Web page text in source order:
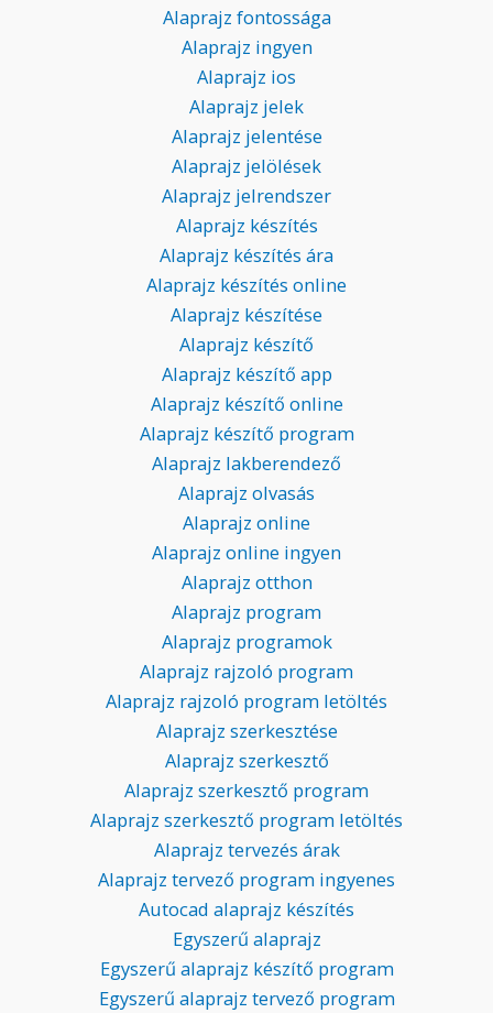
Alaprajz fontossága
Alaprajz ingyen
Alaprajz ios
Alaprajz jelek
Alaprajz jelentése
Alaprajz jelölések
Alaprajz jelrendszer
Alaprajz készítés
Alaprajz készítés ára
Alaprajz készítés online
Alaprajz készítése
Alaprajz készítő
Alaprajz készítő app
Alaprajz készítő online
Alaprajz készítő program
Alaprajz lakberendező
Alaprajz olvasás
Alaprajz online
Alaprajz online ingyen
Alaprajz otthon
Alaprajz program
Alaprajz programok
Alaprajz rajzoló program
Alaprajz rajzoló program letöltés
Alaprajz szerkesztése
Alaprajz szerkesztő
Alaprajz szerkesztő program
Alaprajz szerkesztő program letöltés
Alaprajz tervezés árak
Alaprajz tervező program ingyenes
Autocad alaprajz készítés
Egyszerű alaprajz
Egyszerű alaprajz készítő program
Egyszerű alaprajz tervező program